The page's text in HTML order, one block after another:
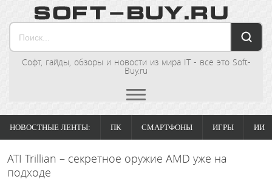
Софт, гайды, обзоры и новости из мира IT - все это Soft-
Buy.ru
НОВОСТНЫЕ ЛЕНТЫ: ПК СМАРТФОНЫ ИГРЫ ИИ
ATI Trillian – секретное оружие AMD уже на
подходе